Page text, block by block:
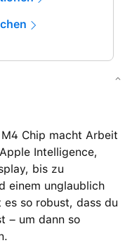
Chip macht Arbeit
Intelligence,
bis zu
einem unglaublich
so robust, dass du
– um dann so